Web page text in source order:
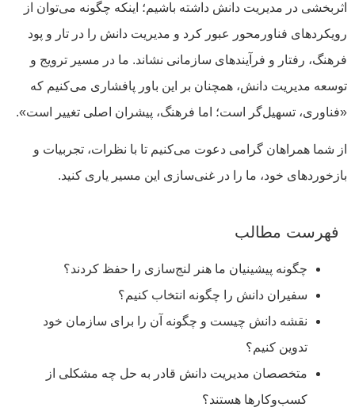
اثربخشی در مدیریت دانش داشته باشیم؛ اینکه چگونه می‌توان از
رویکردهای فناورمحور عبور کرد و مدیریت دانش را در تار و پود
فرهنگ، رفتار و فرآیندهای سازمانی نشاند. ما در مسیر ترویج و
توسعه مدیریت دانش، همچنان بر این باور پافشاری می‌کنیم که
«فناوری، تسهیل‌گر است؛ اما فرهنگ، پیشران اصلی تغییر است».
از شما همراهان گرامی دعوت می‌کنیم تا با نظرات، تجربیات و
بازخوردهای خود، ما را در غنی‌سازی این مسیر یاری کنید.
فهرست مطالب
چگونه پیشینیان ما هنر لنج‌سازی را حفظ کردند؟
سفیران دانش را چگونه انتخاب کنیم؟
نقشه دانش چیست و چگونه آن را برای سازمان خود
تدوین کنیم؟
متخصصان مدیریت دانش قادر به حل چه مشکلی از
کسب‌وکارها هستند؟